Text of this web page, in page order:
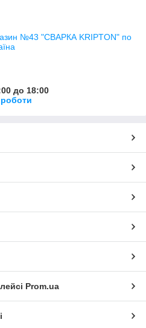
№43 "СВАРКА KRIPTON" по
до 18:00
Prom.ua